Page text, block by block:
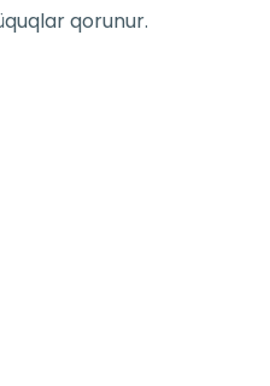
qorunur.